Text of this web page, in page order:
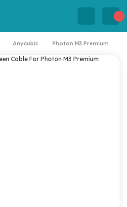
Anycubic Photon M3 Premium